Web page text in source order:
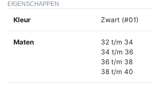
EIGENSCHAPPEN
Kleur Zwart (#01)
Maten
32 t/m 34
34 t/m 36
36 t/m 38
38 t/m 40